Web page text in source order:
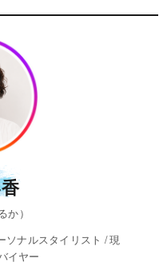
か）
ソナルスタイリスト / 現
イヤー